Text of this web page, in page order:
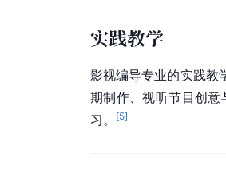
实践教学
影视编导专业的实践教
期制作、视听节目创
习。
[5]